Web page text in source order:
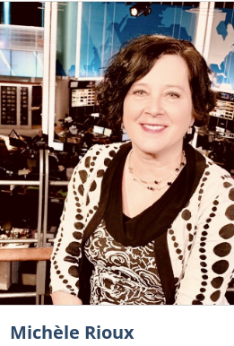
Michèle Rioux